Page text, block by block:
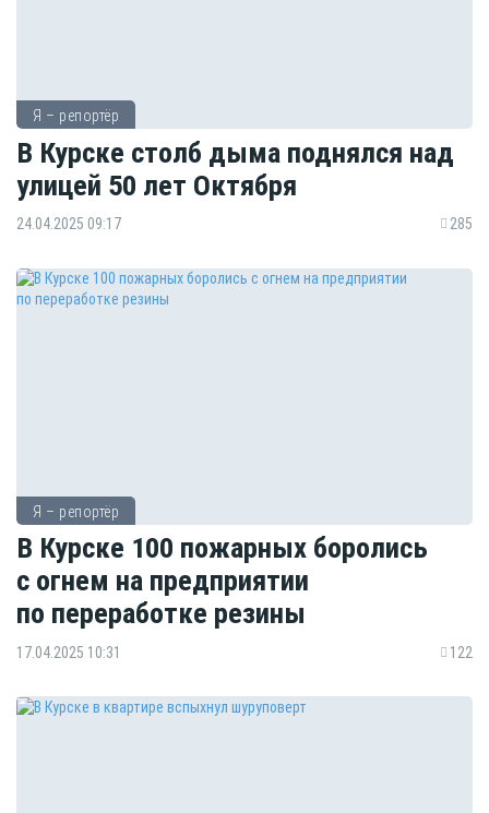
Я – репортёр
В Курске столб дыма поднялся над
улицей 50 лет Октября
24.04.2025 09:17 285
Я – репортёр
В Курске 100 пожарных боролись
с огнем на предприятии
по переработке резины
17.04.2025 10:31 122